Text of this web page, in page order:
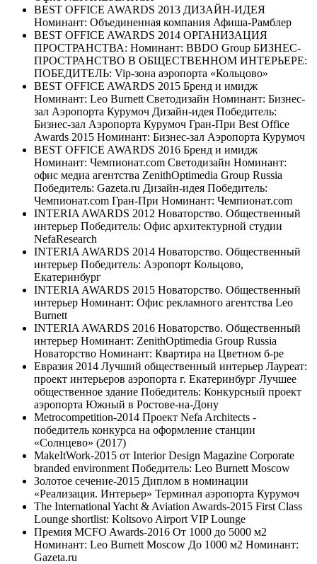
BEST OFFICE AWARDS 2013 ДИЗАЙН-ИДЕЯ
Номинант: Объединенная компания Афиша-Рамблер
BEST OFFICE AWARDS 2014 ОРГАНИЗАЦИЯ
ПРОСТРАНСТВА: Номинант: BBDO Group БИЗНЕС-
ПРОСТРАНСТВО В ОБЩЕСТВЕННОМ ИНТЕРЬЕРЕ:
ПОБЕДИТЕЛЬ: Vip-зона аэропорта «Кольцово»
BEST OFFICE AWARDS 2015 Бренд и имидж
Номинант: Leo Burnett Светодизайн Номинант: Бизнес-
зал Аэропорта Курумоч Дизайн-идея Победитель:
Бизнес-зал Аэропорта Курумоч Гран-При Best Office
Awards 2015 Номинант: Бизнес-зал Аэропорта Курумоч
BEST OFFICE AWARDS 2016 Бренд и имидж
Номинант: Чемпионат.com Светодизайн Номинант:
офис медиа агентства ZenithOptimedia Group Russia
Победитель: Gazeta.ru Дизайн-идея Победитель:
Чемпионат.com Гран-При Номинант: Чемпионат.com
INTERIA AWARDS 2012 Новаторство. Общественный
интерьер Победитель: Офис архитектурной студии
NefaResearch
INTERIA AWARDS 2014 Новаторство. Общественный
интерьер Победитель: Аэропорт Кольцово,
Екатеринбург
INTERIA AWARDS 2015 Новаторство. Общественный
интерьер Номинант: Офис рекламного агентства Leo
Burnett
INTERIA AWARDS 2016 Новаторство. Общественный
интерьер Номинант: ZenithOptimedia Group Russia
Новаторство Номинант: Квартира на Цветном б-ре
Евразия 2014 Лучший общественный интерьер Лауреат:
проект интерьеров аэропорта г. Екатеринбург Лучшее
общественное здание Победитель: Конкурсный проект
аэропорта Южный в Ростове-на-Дону
Metrocompetition-2014 Проект Nefa Architects -
победитель конкурса на оформление станции
«Солнцево» (2017)
MakeItWork-2015 от Interior Design Magazine Corporate
branded environment Победитель: Leo Burnett Moscow
Золотое сечение-2015 Диплом в номинации
«Реализация. Интерьер» Терминал аэропорта Курумоч
The International Yacht & Aviation Awards-2015 First Class
Lounge shortlist: Koltsovo Airport VIP Lounge
Премия MCFO Awards-2016 От 1000 до 5000 м2
Номинант: Leo Burnett Moscow До 1000 м2 Номинант:
Gazeta.ru